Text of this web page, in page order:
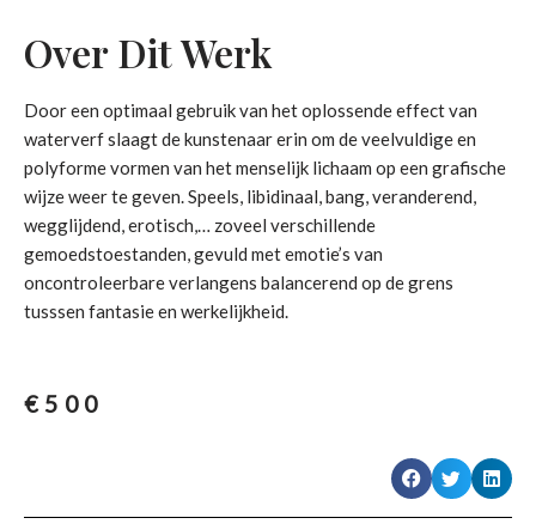
Over Dit Werk
Door een optimaal gebruik van het oplossende effect van
waterverf slaagt de kunstenaar erin om de veelvuldige en
polyforme vormen van het menselijk lichaam op een grafische
wijze weer te geven. Speels, libidinaal, bang, veranderend,
wegglijdend, erotisch,… zoveel verschillende
gemoedstoestanden, gevuld met emotie’s van
oncontroleerbare verlangens balancerend op de grens
tusssen fantasie en werkelijkheid.
€ 500